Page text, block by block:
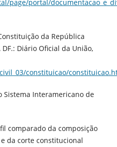
page/portal/
da República
Diário Oficial da União,
constituicao/
Sistema Interamericano de
comparado da composição
da corte constitucional